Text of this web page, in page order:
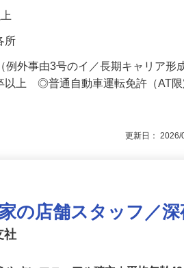
ルを未然に防ぐため…
上
所
例外事由3号のイ／長期キャリア形
の店舗スタッフ／深